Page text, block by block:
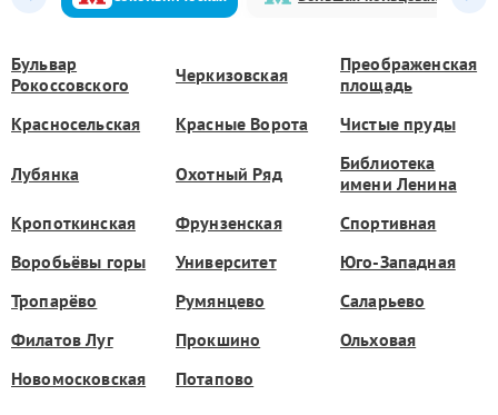
Бульвар
Рокоссовского
Черкизовская
Преображенская
площадь
Красносельская
Красные Ворота Чистые пруды
Лубянка Охотный Ряд
Библиотека
имени Ленина
Кропоткинская
Фрунзенская
Спортивная
Воробьёвы горы
Университет
Юго-Западная
Тропарёво
Румянцево
Саларьево
Филатов Луг
Прокшино
Ольховая
Новомосковская
Потапово